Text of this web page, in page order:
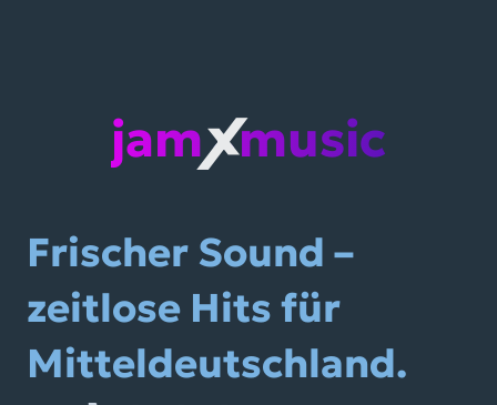
jamXmusic
Frischer Sound –
zeitlose Hits für
Mitteldeutschland.